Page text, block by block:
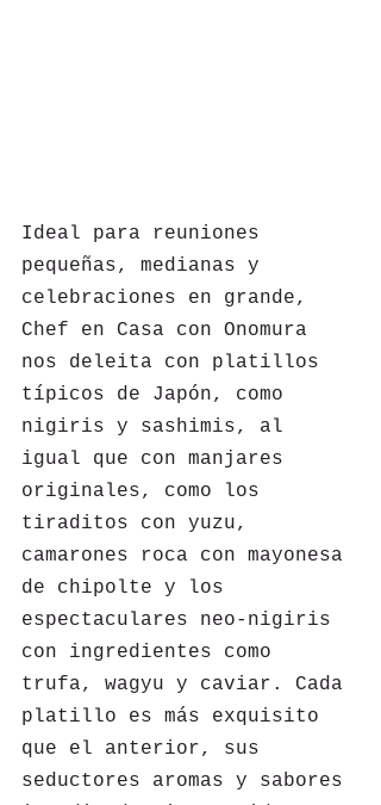
Ideal para reuniones
pequeñas, medianas y
celebraciones en grande,
Chef en Casa con Onomura
nos deleita con platillos
típicos de Japón, como
nigiris y sashimis, al
igual que con manjares
originales, como los
tiraditos con yuzu,
camarones roca con mayonesa
de chipolte y los
espectaculares neo-nigiris
con ingredientes como
trufa, wagyu y caviar. Cada
platillo es más exquisito
que el anterior, sus
seductores aromas y sabores